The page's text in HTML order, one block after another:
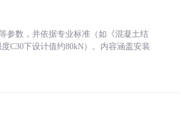
参数，并依据专业标准（如《混凝土结
C30下设计值约80kN）。内容涵盖安装